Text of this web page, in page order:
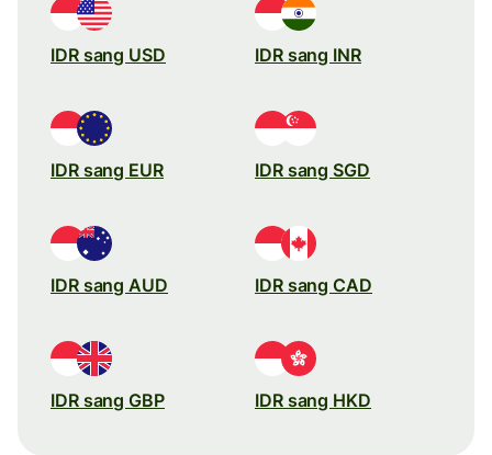
IDR sang USD IDR sang INR
IDR sang EUR IDR sang SGD
IDR sang AUD IDR sang CAD
IDR sang GBP IDR sang HKD